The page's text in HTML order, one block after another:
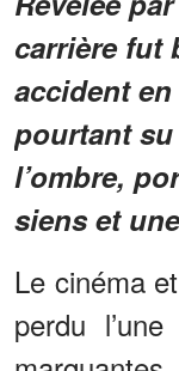
carrière fut
accident en
pourtant
l’ombre,
siens et
Le cinéma
perdu